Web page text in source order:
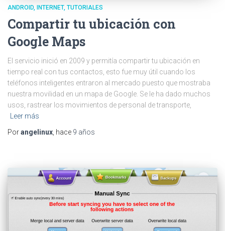
ANDROID INTERNET TUTORIALES
Compartir tu ubicación con
Google Maps
El servicio inició en 2009 y permitía compartir tu ubicación en
tiempo real con tus contactos, esto fue muy útil cuando los
teléfonos inteligentes entraron al mercado puesto que mostraba
nuestra movilidad en un mapa de Google. Se le ha dado muchos
usos, rastrear los movimientos de personal de transporte,
Leer más
Porangelinux , hace 9 años